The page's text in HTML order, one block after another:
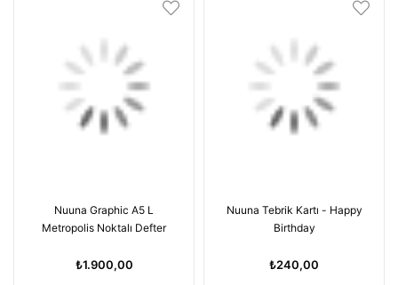
Nuuna Graphic A5 L
Metropolis Noktalı Defter
₺1.900,00
Nuuna Tebrik Kartı - Happy
Birthday
₺240,00